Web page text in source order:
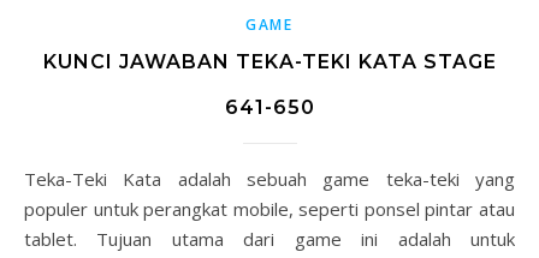
GAME
KUNCI JAWABAN TEKA-TEKI KATA STAGE
641-650
Teka-Teki Kata adalah sebuah game teka-teki yang
populer untuk perangkat mobile, seperti ponsel pintar atau
tablet. Tujuan utama dari game ini adalah untuk